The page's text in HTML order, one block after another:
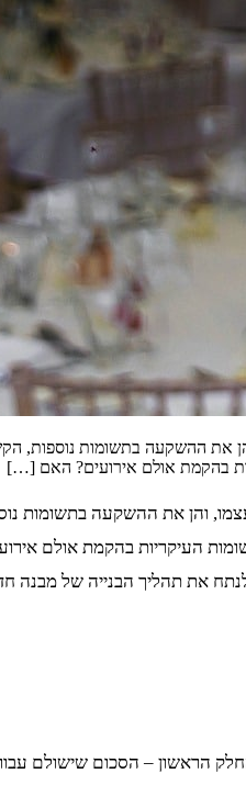
ההשקעה בתשומות נוספות,
בהקמת אולם אירועים? האם […]
והן את ההשקעה בתשומות
העיקריות בהקמת אולם
את תהליך הבנייה של
הראשון – הסכום שישולם